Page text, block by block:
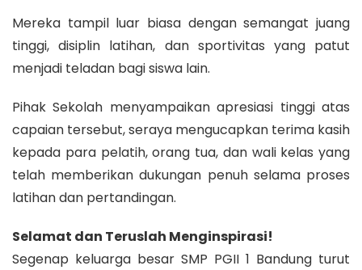
Mereka tampil luar biasa dengan semangat juang
tinggi, disiplin latihan, dan sportivitas yang patut
menjadi teladan bagi siswa lain.
Pihak Sekolah menyampaikan apresiasi tinggi atas
capaian tersebut, seraya mengucapkan terima kasih
kepada para pelatih, orang tua, dan wali kelas yang
telah memberikan dukungan penuh selama proses
latihan dan pertandingan.
Selamat dan Teruslah Menginspirasi!
Segenap keluarga besar SMP PGII 1 Bandung turut